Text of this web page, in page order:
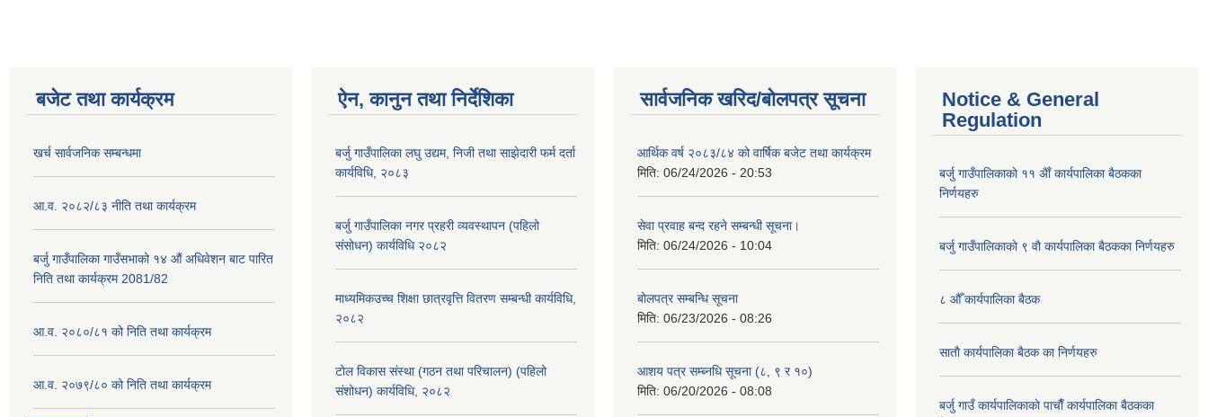
बजेट तथा कार्यक्रम
खर्च सार्वजनिक सम्बन्धमा
आ.व. २०८२/८३ नीति तथा कार्यक्रम
बर्जु गाउँपालिका गाउँसभाको १४ औं अधिवेशन बाट पारित
निति तथा कार्यक्रम 2081/82
आ.व. २०८०/८१ को निति तथा कार्यक्रम
आ.व. २०७९/८० को निति तथा कार्यक्रम
ऐन, कानुन तथा निर्देशिका
बर्जु गाउँपालिका लघु उद्यम, निजी तथा साझेदारी फर्म दर्ता
कार्यविधि, २०८३
बर्जु गाउँपालिका नगर प्रहरी व्यवस्थापन (पहिलो
संसोधन) कार्यविधि २०८२
माध्यमिकउच्च शिक्षा छात्रवृत्ति वितरण सम्बन्धी कार्यविधि,
२०८२
टोल विकास संस्था (गठन तथा परिचालन) (पहिलो
संशोधन) कार्यविधि, २०८२
सार्वजनिक खरिद/बोलपत्र सूचना
आर्थिक वर्ष २०८३/८४ को वार्षिक बजेट तथा कार्यक्रम
मिति: 06/24/2026 - 20:53
सेवा प्रवाह बन्द रहने सम्बन्धी सूचना।
मिति: 06/24/2026 - 10:04
बोलपत्र सम्बन्धि सूचना
मिति: 06/23/2026 - 08:26
आशय पत्र सम्ब्नधि सूचना (८, ९ र १०)
मिति: 06/20/2026 - 08:08
Notice & General
Regulation
बर्जु गाउँपालिकाकाे ११ अैाँ कार्यपालिका बैठकका
निर्णयहरु
बर्जु गाउँपालिकाकाे ९ वाै‌ कार्यपालिका बैठकका निर्णयहरु
८ औँ कार्यपालिका बैठक
साताै‌ कार्यपालिका बैठक का निर्णयहरु
बर्जु गाउँ कार्यपालिकाकाे पाचाै‌ँ कार्यपालिका बैठकका